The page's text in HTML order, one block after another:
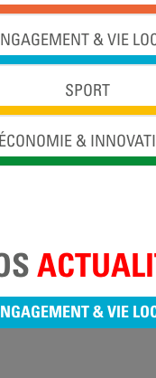
& VIE
SPORT
ÉCONOMIE &
& VIE